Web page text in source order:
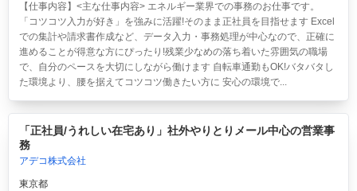
【仕事内容】<主な仕事内容> エネルギー業界での事務のお仕事です。
「コツコツ入力が好き」を強みに活躍!そのまま正社員を目指せます Excel
での集計や請求書作成など、データ入力・事務処理が中心なので、正確に
進めることが得意な方にぴったり!残業少なめの落ち着いた雰囲気の職場
で、自分のペースを大切にしながら働けます 自転車通勤もOK!バタバタし
た環境より、腰を据えてコツコツ働きたい方に 安心の環境で...
「正社員/うれしい在宅あり」社外やりとりメール中心の営業事
務
アデコ株式会社
東京都